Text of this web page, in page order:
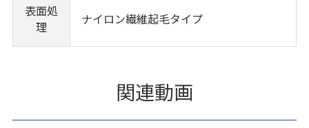
表面処
理
ナイロン繊維起毛タイプ
関連動画